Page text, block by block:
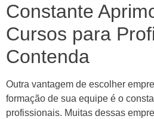
Constante
Cursos para
Contenda
Outra vantagem de escolher
formação de sua equipe é o
profissionais. Muitas dessas